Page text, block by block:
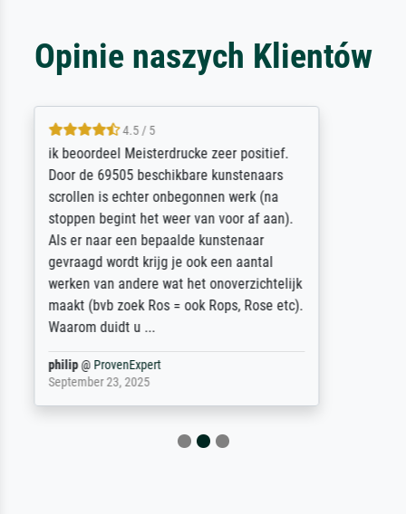
Opinie naszych Klientów
5 / 5
Die Zufriedenheit ist auch nicht dadurch
getrübt, dass das Bild entgegen einer
angegebenen Lieferanschrift (sollte eine
Überraschung für die normannische
Ehefrau sein zum Hochzeits- gleichzeitig
auch Geburtstag sein) doch nach zu Hause
zugestellt wurde.
Jürgen@ProvenExpert
April 22, 2026